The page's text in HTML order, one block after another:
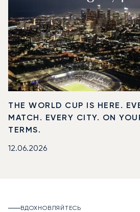
THE WORLD CUP IS HERE.
MATCH. EVERY CITY. ON
TERMS.
12.06.2026
ВДОХНОВЛЯЙТЕСЬ